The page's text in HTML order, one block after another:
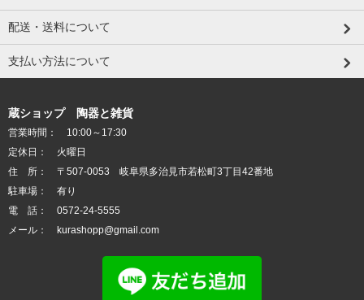
配送・送料について
支払い方法について
蔵ショップ 陶器と雑貨
営業時間： 10:00～17:30
定休日： 火曜日
住 所： 〒507-0053 岐阜県多治見市若松町3丁目42番地
駐車場： 有り
電 話： 0572-24-5555
メール： kurashopp@gmail.com